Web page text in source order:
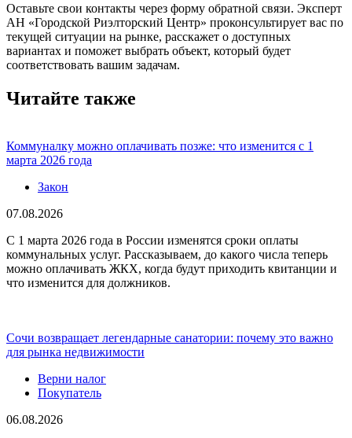
Оставьте свои контакты через форму обратной связи. Эксперт
АН «Городской Риэлторский Центр» проконсультирует вас по
текущей ситуации на рынке, расскажет о доступных
вариантах и поможет выбрать объект, который будет
соответствовать вашим задачам.
Читайте также
Коммуналку можно оплачивать позже: что изменится с 1
марта 2026 года
Закон
07.08.2026
С 1 марта 2026 года в России изменятся сроки оплаты
коммунальных услуг. Рассказываем, до какого числа теперь
можно оплачивать ЖКХ, когда будут приходить квитанции и
что изменится для должников.
Сочи возвращает легендарные санатории: почему это важно
для рынка недвижимости
Верни налог
Покупатель
06.08.2026